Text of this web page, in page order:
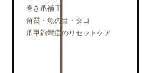
巻き爪補正
角質・魚の目・タコ
爪甲鉤彎症のリセットケア